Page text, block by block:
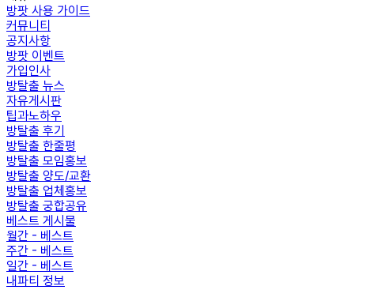
방팟 사용 가이드
커뮤니티
공지사항
방팟 이벤트
가입인사
방탈출 뉴스
자유게시판
팁과노하우
방탈출 후기
방탈출 한줄평
방탈출 모임홍보
방탈출 양도/교환
방탈출 업체홍보
방탈출 궁합공유
베스트 게시물
월간 - 베스트
주간 - 베스트
일간 - 베스트
내파티 정보